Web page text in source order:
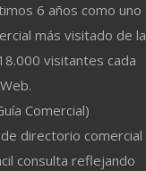
6 años como uno
más visitado de la
visitantes cada
Comercial)
directorio comercial
consulta reflejando